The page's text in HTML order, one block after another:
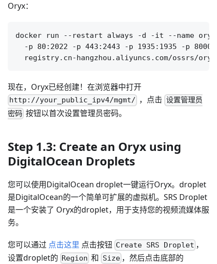
Oryx：
docker run --restart always -d -it --name oryx
-p 80:2022 -p 443:2443 -p 1935:1935 -p
现在，Oryx已经创建！在浏览器中打开
http://your_public_ipv4/mgmt/ ，点击 设置管理员
密码 按钮以首次设置管理员密码。
Step 1.3: Create an Oryx using
DigitalOcean Droplets
您可以使用DigitalOcean droplet一键运行Oryx。droplet
是DigitalOcean的一个简单可扩展的虚拟机。SRS Droplet
是一个安装了 Oryx的droplet，用于支持您的视频流媒体服
务。
您可以通过 点击这里 点击按钮 Create SRS Droplet ，
设置droplet的 Region 和 Size，然后点击底部的